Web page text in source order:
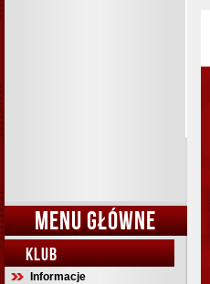
MENU GŁÓWNE
KLUB
Informacje